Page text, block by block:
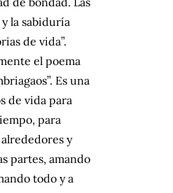
la sabiduría
de vida”.
el poema
Es una
de vida para
para
y
partes, amando
todo y a